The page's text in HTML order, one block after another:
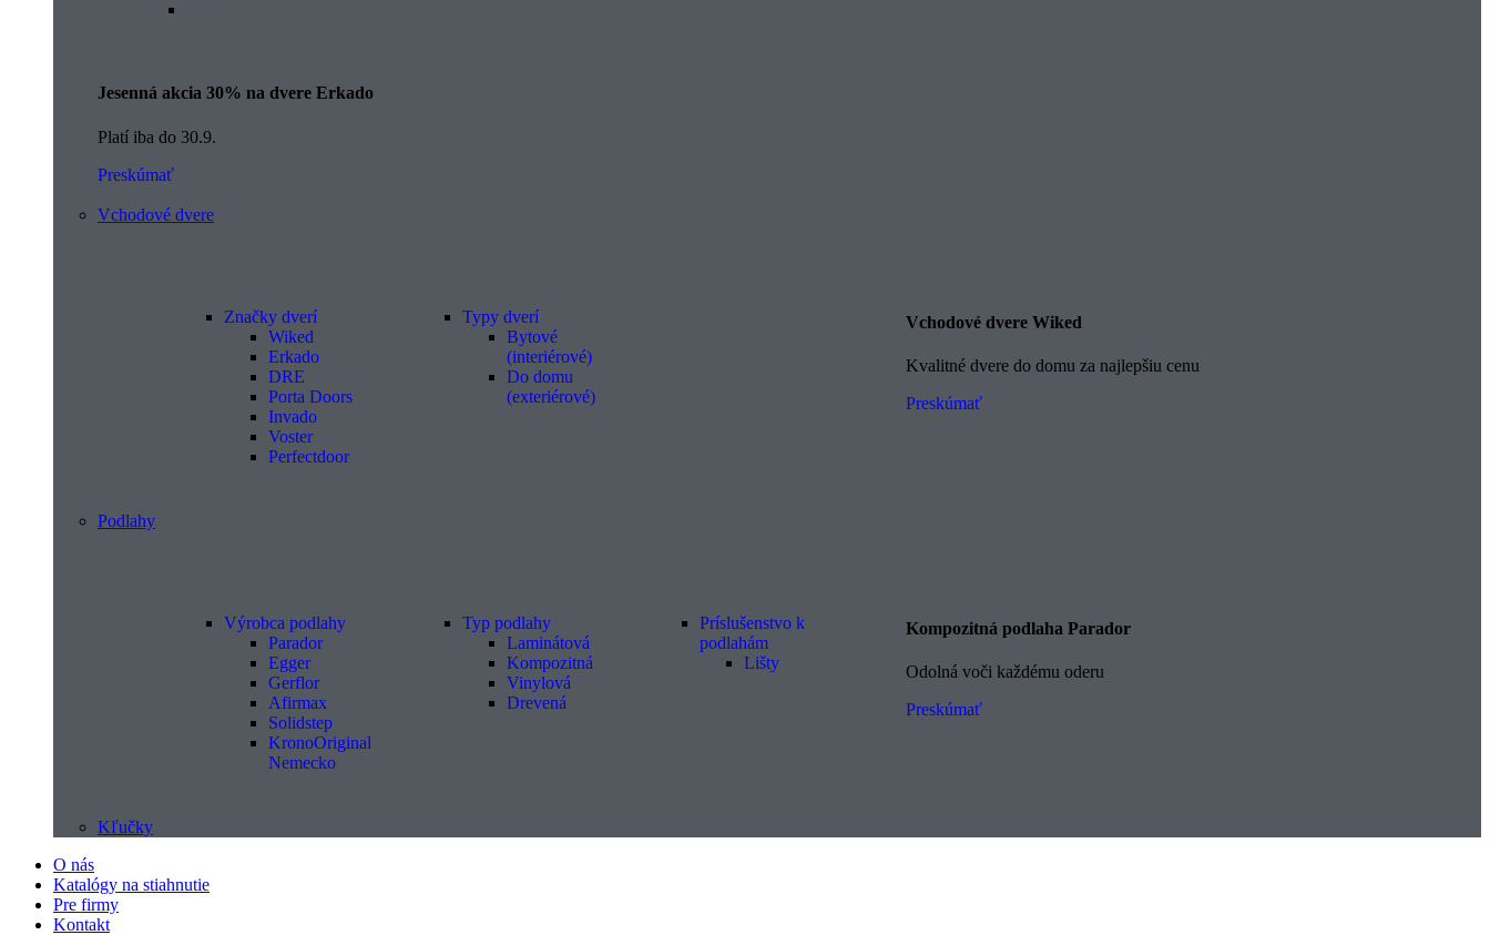
Jesenná akcia 30% na dvere Erkado
Platí iba do 30.9.
Preskúmať
Vchodové dvere
Značky dverí
Wiked
Erkado
DRE
Porta Doors
Invado
Voster
Perfectdoor
Typy dverí
Bytové
(interiérové)
Do domu
(exteriérové)
Vchodové dvere Wiked
Kvalitné dvere do domu za najlepšiu cenu
Preskúmať
Podlahy
Výrobca podlahy
Parador
Egger
Gerflor
Afirmax
Solidstep
KronoOriginal
Nemecko
Typ podlahy
Laminátová
Kompozitná
Vinylová
Drevená
Príslušenstvo k
podlahám
Lišty
Kompozitná podlaha Parador
Odolná voči každému oderu
Preskúmať
Kľučky
O nás
Katalógy na stiahnutie
Pre firmy
Kontakt